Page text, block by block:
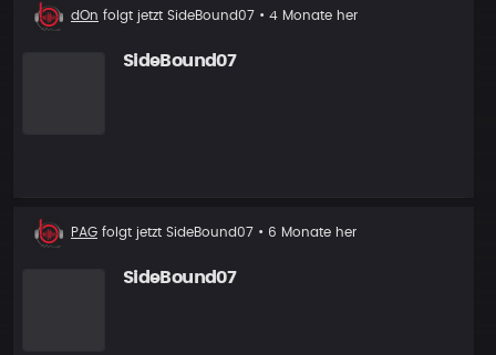
Neuer
Follower
dOn folgt jetzt SideBound07 • 4 Monate her
SideBound07
Neuer
Follower
PAG folgt jetzt SideBound07 • 6 Monate her
SideBound07